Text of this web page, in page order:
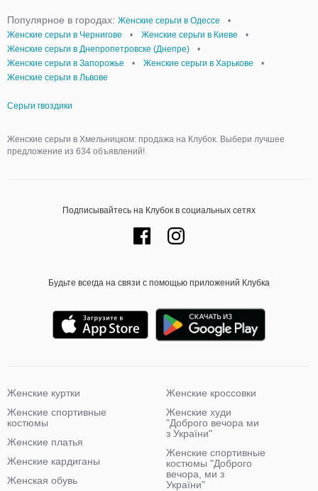
Популярное в городах: Женские серьги в Одессе
•
Женские серьги в Чернигове
• Женские серьги в Киеве
•
Женские серьги в Днепропетровске (Днепре)
•
Женские серьги в Запорожье
• Женские серьги в Харькове
•
Женские серьги в Львове
Серьги гвоздики
Женские серьги в Хмельницком: продажа на Клубок. Выбери лучшее
предложение из 634 объявлений!
Подписывайтесь на Клубок в социальных сетях
Будьте всегда на связи с помощью приложений Клубка
Женские куртки
Женские спортивные
костюмы
Женские платья
Женские кардиганы
Женская обувь
Женские кроссовки
Женские худи
"Доброго вечора ми
з України"
Женские спортивные
костюмы "Доброго
вечора, ми з
України"